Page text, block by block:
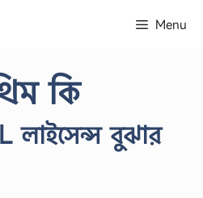
Menu
কি
লাইসেন্স বুঝার